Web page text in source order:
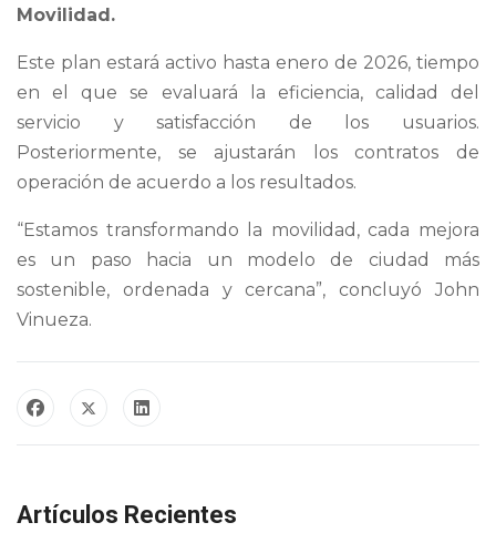
Movilidad.
Este plan estará activo hasta enero de 2026, tiempo
en el que se evaluará la eficiencia, calidad del
servicio y satisfacción de los usuarios.
Posteriormente, se ajustarán los contratos de
operación de acuerdo a los resultados.
“Estamos transformando la movilidad, cada mejora
es un paso hacia un modelo de ciudad más
sostenible, ordenada y cercana”, concluyó John
Vinueza.
Artículos Recientes